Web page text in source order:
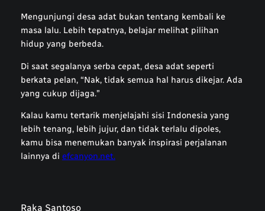
Mengunjungi desa adat bukan tentang kembali ke
masa lalu. Lebih tepatnya, belajar melihat pilihan
hidup yang berbeda.
Di saat segalanya serba cepat, desa adat seperti
berkata pelan, “Nak, tidak semua hal harus dikejar. Ada
yang cukup dijaga.”
Kalau kamu tertarik menjelajahi sisi Indonesia yang
lebih tenang, lebih jujur, dan tidak terlalu dipoles,
kamu bisa menemukan banyak inspirasi perjalanan
lainnya di efcanyon.net.
Raka Santoso